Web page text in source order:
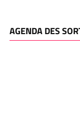
AGENDA DES